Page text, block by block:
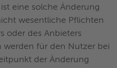
eine solche Änderung
wesentliche Pflichten
oder des Anbieters
werden für den Nutzer bei
der Änderung